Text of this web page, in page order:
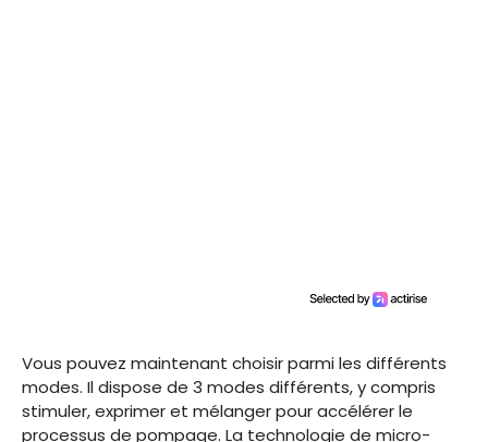
Vous pouvez maintenant choisir parmi les différents
modes. Il dispose de 3 modes différents, y compris
stimuler, exprimer et mélanger pour accélérer le
processus de pompage. La technologie de micro-